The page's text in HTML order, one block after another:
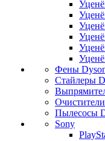
Фены
Стайлеры
Пылесосы
Sony